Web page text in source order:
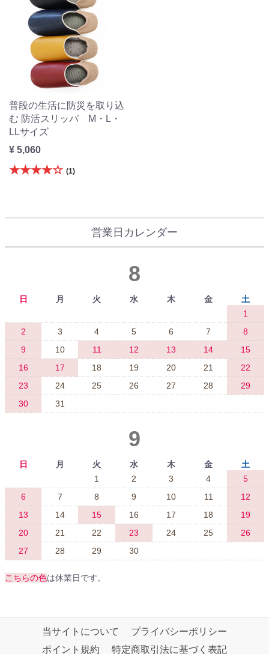
普段の生活に防災を取り込
む 防活スリッパ M・L・
LLサイズ
¥ 5,060
★★★★☆ (1)
営業日カレンダー
8
日 月 火 水 木 金
土
1
2
3 4 5 6 7
8
9
10 11 12 13 14
15
16
17 18 19 20 21
22
23
24 25 26 27 28
29
30
31
9
日 月 火 水 木 金
土
1
2 3 4
5
6
7 8 9 10 11
12
13
14 15 16 17 18
19
20
21 22 23 24 25
26
27
28 29 30
こちらの色は休業日です。
当サイトについて
プライバシーポリシー
ポイント規約
特定商取引法に基づく表記